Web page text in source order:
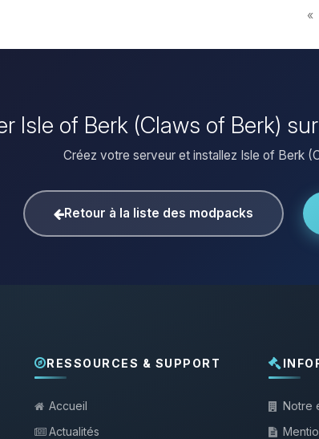
«
Isle of Berk (Claws of Berk)
Créez votre serveur et installez Isle of Berk
Retour à la liste des modpacks
RESSOURCES & SUPPORT
Accueil
Actualités
Notre